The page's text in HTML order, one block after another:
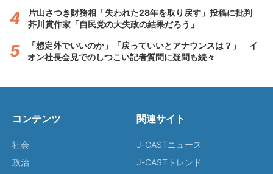
片山さつき財務相「失われた28年を取り戻す」投稿に批判
芥川賞作家「自民党の大失政の結果だろう」
「想定外でいいのか」「戻っていいとアナウンスは？」 イ
オン社長会見でのしつこい記者質問に疑問も続々
コンテンツ
社会
政治
関連サイト
J-CASTニュース
J-CASTトレンド